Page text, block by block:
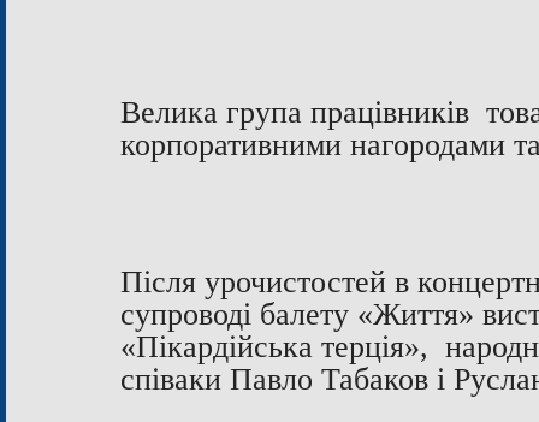
Велика група працівників
корпоративними нагородами
Після урочистостей в
супроводі балету «Життя»
«Пікардійська терція»,
співаки Павло Табаков і